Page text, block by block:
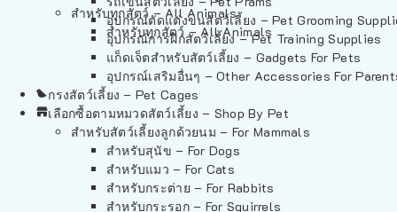
อุปกรณ์ตัดแต่งขนสัตว์เลี้ยง – Pet Grooming
อุปกรณ์การฝึกสัตว์เลี้ยง – Pet Training Supplies
แก็ดเจ็ตสำหรับสัตว์เลี้ยง – Gadgets For Pets
อุปกรณ์เสริมอื่นๆ – Other Accessories For
กรงสัตว์เลี้ยง – Pet Cages
เลือกซื้อตามหมวดสัตว์เลี้ยง – Shop By Pet
สำหรับสัตว์เลี้ยงลูกด้วยนม – For Mammals
สำหรับสุนัข – For Dogs
สำหรับแมว – For Cats
สำหรับกระต่าย – For Rabbits
สำหรับกระรอก – For Squirrels
สำหรับทุกสัตว์ – All Animals
สำหรับทุกสัตว์ – All Animals